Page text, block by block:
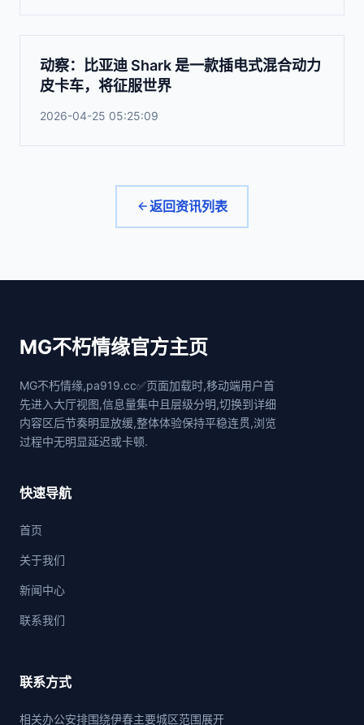
动察：比亚迪 Shark 是一款插电式混合动力
皮卡车，将征服世界
2026-04-25 05:25:09
返回资讯列表
MG不朽情缘官方主页
MG不朽情缘,pa919.cc✅页面加载时,移动端用户首
先进入大厅视图,信息量集中且层级分明,切换到详细
内容区后节奏明显放缓,整体体验保持平稳连贯,浏览
过程中无明显延迟或卡顿.
快速导航
首页
关于我们
新闻中心
联系我们
联系方式
相关办公安排围绕伊春主要城区范围展开